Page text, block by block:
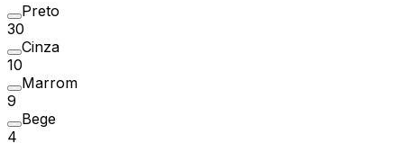
Preto
30
Cinza
10
Marrom
9
Bege
4